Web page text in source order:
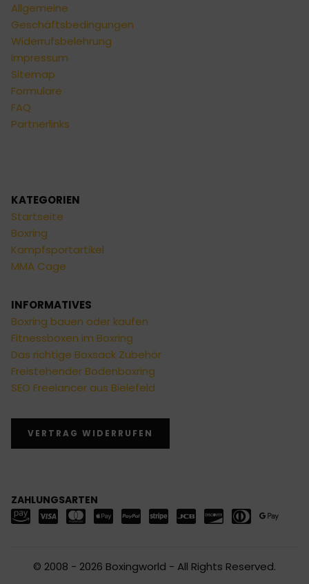
Allgemeine
Geschäftsbedingungen
Widerrufsbelehrung
Impressum
Sitemap
Formulare
FAQ
Partnerlinks
KATEGORIEN
Startseite
Boxring
Kampfsportartikel
MMA Cage
INFORMATIVES
Boxring bauen oder kaufen
Fitnessboxen im Boxring
Das richtige Boxsack Zubehör
Freistehender Bodenboxring
SEO Freelancer aus Bielefeld
VERTRAG WIDERRUFEN
ZAHLUNGSARTEN
© 2008 - 2026 Boxingworld - All Rights Reserved.